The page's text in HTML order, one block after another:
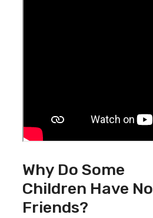
Why Do Some
Children Have No
Friends?